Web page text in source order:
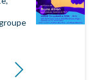
Lire la suite